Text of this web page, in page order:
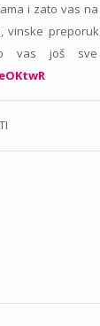
i zato vas
vinske
vas još